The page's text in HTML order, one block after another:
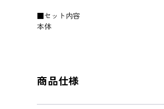
■セット内容
本体
商品仕様